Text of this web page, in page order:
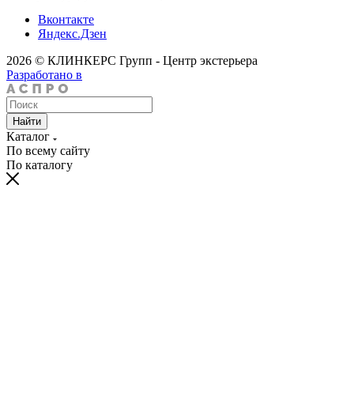
Вконтакте
Яндекс.Дзен
2026 © КЛИНКЕРС Групп - Центр экстерьера
Разработано в
Найти
Каталог
По всему сайту
По каталогу